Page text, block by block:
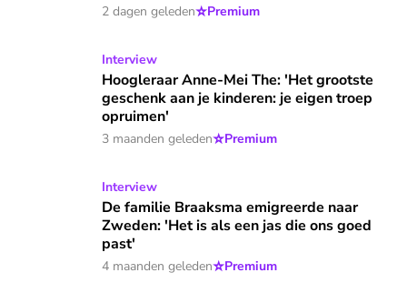
2 dagen geleden⭐Premium
Hoogleraar Anne-Mei The: 'Het grootste geschenk aan je
Interview
Hoogleraar Anne-Mei The: 'Het grootste
geschenk aan je kinderen: je eigen troep
opruimen'
3 maanden geleden⭐Premium
De familie Braaksma emigreerde naar Zweden: 'Het is als
Interview
De familie Braaksma emigreerde naar
Zweden: 'Het is als een jas die ons goed
past'
4 maanden geleden⭐Premium